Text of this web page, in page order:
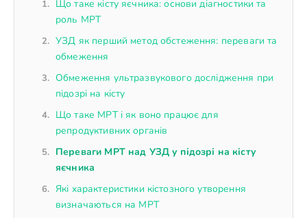
Що таке кісту яєчника: основи діагностики та
роль МРТ
УЗД як перший метод обстеження: переваги та
обмеження
Обмеження ультразвукового дослідження при
підозрі на кісту
Що таке МРТ і як воно працює для
репродуктивних органів
Переваги МРТ над УЗД у підозрі на кісту
яєчника
Які характеристики кістозного утворення
визначаються на МРТ